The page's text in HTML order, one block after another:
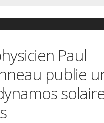
Paul
publie